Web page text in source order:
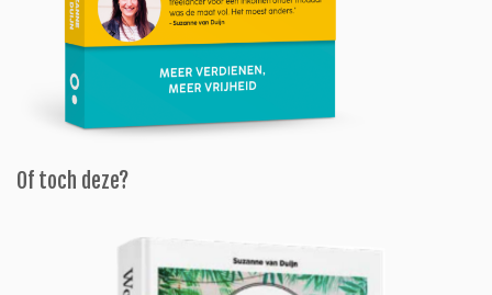
Of toch deze?